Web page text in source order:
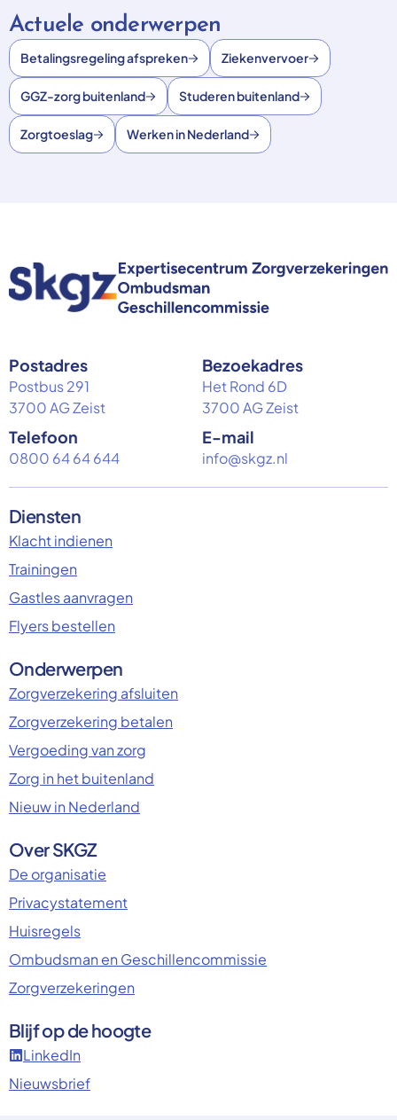
Actuele onderwerpen
Betalingsregeling afspreken Ziekenvervoer
GGZ-zorg buitenland Studeren buitenland
Zorgtoeslag Werken in Nederland
Postadres
Postbus 291
3700 AG Zeist
Bezoekadres
Het Rond 6D
3700 AG Zeist
Telefoon
0800 64 64 644
E-mail
info@skgz.nl
Diensten
Klacht indienen
Trainingen
Gastles aanvragen
Flyers bestellen
Onderwerpen
Zorgverzekering afsluiten
Zorgverzekering betalen
Vergoeding van zorg
Zorg in het buitenland
Nieuw in Nederland
Over SKGZ
De organisatie
Privacystatement
Huisregels
Ombudsman en Geschillencommissie
Zorgverzekeringen
Blijf op de hoogte
LinkedIn
Nieuwsbrief